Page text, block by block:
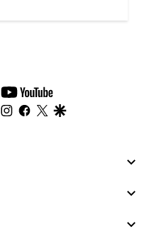
youtube-
footer
instagram
facebook
twitter